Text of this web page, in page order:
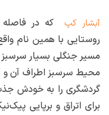
آبشار کپ
روستایی با همین نام
مسیر جنگلی بسیار سرسبز
محیط سرسبز اطراف آن و
گردشگری را به خودش
برای اتراق و برپایی